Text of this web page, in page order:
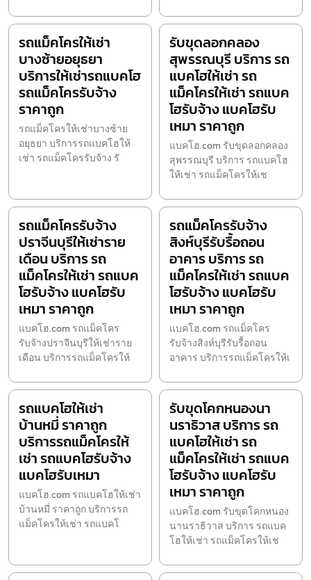
รถแม็คโครให้เช่า
บางซ้ายอยุธยา
บริการให้เช่ารถแบคโฮ
รถแม็คโครรับจ้าง
ราคาถูก
รถแม็คโครให้เช่าบางซ้าย
อยุธยา บริการรถแบคโฮให้
เช่า รถแม็คโครรับจ้าง รั
รับขุดลอกคลอง
สุพรรณบุรี บริการ รถ
แบคโฮให้เช่า รถ
แม็คโครให้เช่า รถแบค
โฮรับจ้าง แบคโฮรับ
เหมา ราคาถูก
แบคโฮ.com รับขุดลอกคลอง
สุพรรณบุรี บริการ รถแบคโฮ
ให้เช่า รถแม็คโครให้เช
รถแม็คโครรับจ้าง
ปราจีนบุรีให้เช่าราย
เดือน บริการ รถ
แม็คโครให้เช่า รถแบค
โฮรับจ้าง แบคโฮรับ
เหมา ราคาถูก
แบคโฮ.com รถแม็คโคร
รับจ้างปราจีนบุรีให้เช่าราย
เดือน บริการรถแม็คโครให้
รถแม็คโครรับจ้าง
สิงห์บุรีรับรื้อถอน
อาคาร บริการ รถ
แม็คโครให้เช่า รถแบค
โฮรับจ้าง แบคโฮรับ
เหมา ราคาถูก
แบคโฮ.com รถแม็คโคร
รับจ้างสิงห์บุรีรับรื้อถอน
อาคาร บริการรถแม็คโครให้เ
รถแบคโฮให้เช่า
บ้านหมี่ ราคาถูก
บริการรถแม็คโครให้
เช่า รถแบคโฮรับจ้าง
แบคโฮรับเหมา
แบคโฮ.com รถแบคโฮให้เช่า
บ้านหมี่ ราคาถูก บริการรถ
แม็คโครให้เช่า รถแบคโ
รับขุดโคกหนองนา
นราธิวาส บริการ รถ
แบคโฮให้เช่า รถ
แม็คโครให้เช่า รถแบค
โฮรับจ้าง แบคโฮรับ
เหมา ราคาถูก
แบคโฮ.com รับขุดโคกหนอง
นานราธิวาส บริการ รถแบค
โฮให้เช่า รถแม็คโครให้เช